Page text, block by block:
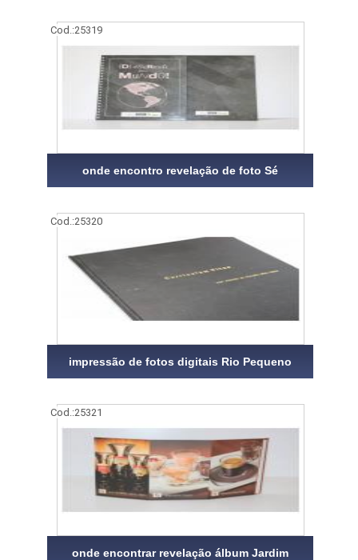
Cod.:25319
onde encontro revelação de foto Sé
Cod.:25320
impressão de fotos digitais Rio Pequeno
Cod.:25321
onde encontrar revelação álbum Jardim